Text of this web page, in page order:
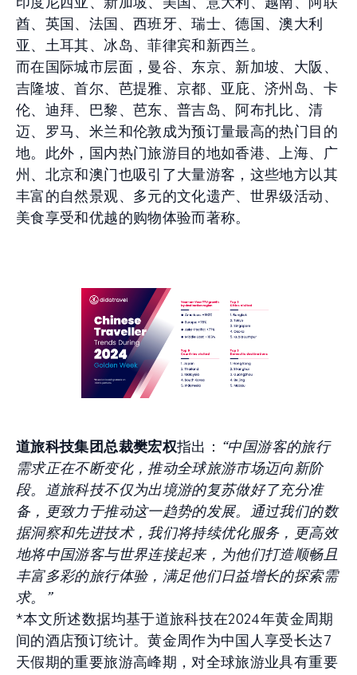
酋、英国、法国、西班牙、瑞士、德国、澳大利
亚、土耳其、冰岛、菲律宾和新西兰。
而在国际城市层面，曼谷、东京、新加坡、大阪、
吉隆坡、首尔、芭提雅、京都、亚庇、济州岛、卡
伦、迪拜、巴黎、芭东、普吉岛、阿布扎比、清
迈、罗马、米兰和伦敦成为预订量最高的热门目的
地。此外，国内热门旅游目的地如香港、上海、广
州、北京和澳门也吸引了大量游客，这些地方以其
丰富的自然景观、多元的文化遗产、世界级活动、
美食享受和优越的购物体验而著称。
道旅科技集团总裁樊宏权指出： “中国游客的旅行
需求正在不断变化，推动全球旅游市场迈向新阶
段。道旅科技不仅为出境游的复苏做好了充分准
备，更致力于推动这一趋势的发展。通过我们的数
据洞察和先进技术，我们将持续优化服务，更高效
地将中国游客与世界连接起来，为他们打造顺畅且
丰富多彩的旅行体验，满足他们日益增长的探索需
求。”
*本文所述数据均基于道旅科技在2024年黄金周期
间的酒店预订统计。黄金周作为中国人享受长达7
天假期的重要旅游高峰期，对全球旅游业具有重要